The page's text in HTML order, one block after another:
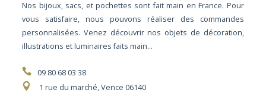
Nos bijoux, sacs, et pochettes sont fait main en France. Pour
vous satisfaire, nous pouvons réaliser des commandes
personnalisées. Venez découvrir nos objets de décoration,
illustrations et luminaires faits main...
09 80 68 03 38
1 rue du marché, Vence 06140